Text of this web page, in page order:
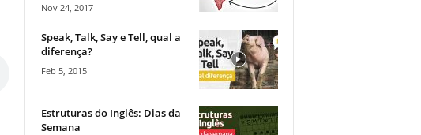
Nov 24, 2017
Speak, Talk, Say e Tell, qual a
diferença?
Feb 5, 2015
Estruturas do Inglês: Dias da
Semana